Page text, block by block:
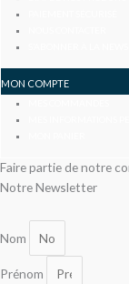
MON COMPTE
Faire partie de notre
Notre Newsletter
Nom
Prénom